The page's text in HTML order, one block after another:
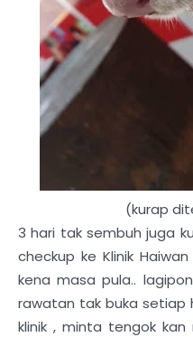
(kurap
3 hari tak sembuh juga
checkup ke Klinik
kena masa pula..
rawatan tak buka setiap
klinik , minta tengok